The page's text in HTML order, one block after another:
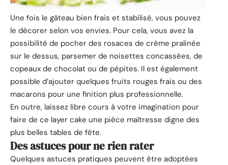
Une fois le gâteau bien frais et stabilisé, vous pouvez
le décorer selon vos envies. Pour cela, vous avez la
possibilité de pocher des rosaces de crème pralinée
sur le dessus, parsemer de noisettes concassées, de
copeaux de chocolat ou de pépites. Il est également
possible d’ajouter quelques fruits rouges frais ou des
macarons pour une finition plus professionnelle.
En outre, laissez libre cours à votre imagination pour
faire de ce layer cake une pièce maîtresse digne des
plus belles tables de fête.
Des astuces pour ne rien rater
Quelques astuces pratiques peuvent être adoptées